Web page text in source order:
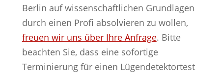
Berlin auf wissenschaftlichen Grundlagen
durch einen Profi absolvieren zu wollen,
freuen wir uns über Ihre Anfrage. Bitte
beachten Sie, dass eine sofortige
Terminierung für einen Lügendetektortest